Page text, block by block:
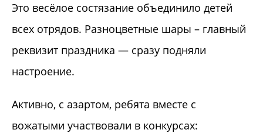
Это весёлое состязание объединило детей
всех отрядов. Разноцветные шары – главный
реквизит праздника — сразу подняли
настроение.
Активно, с азартом, ребята вместе с
вожатыми участвовали в конкурсах: